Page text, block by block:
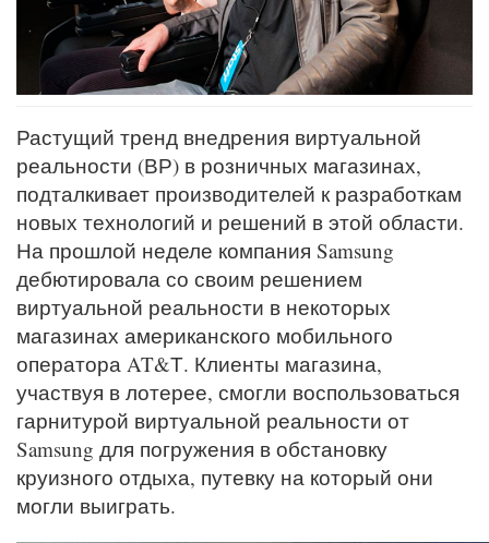
Растущий тренд внедрения виртуальной
реальности (ВР) в розничных магазинах,
подталкивает производителей к разработкам
новых технологий и решений в этой области.
На прошлой неделе компания Samsung
дебютировала со своим решением
виртуальной реальности в некоторых
магазинах американского мобильного
оператора AT&Т. Клиенты магазина,
участвуя в лотерее, смогли воспользоваться
гарнитурой виртуальной реальности от
Samsung для погружения в обстановку
круизного отдыха, путевку на который они
могли выиграть.